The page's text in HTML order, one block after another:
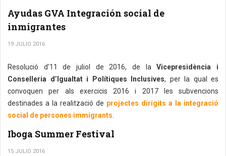
Ayudas GVA Integración social de
inmigrantes
19 JULIO 2016
Resolució d’11 de juliol de 2016, de laVicepresidència i
Conselleria d’Igualtat i Polítiques Inclusives, per la qual es
convoquen per als exercicis 2016 i 2017 les subvencions
destinades a la realització de projectes dirigits a la integració
social de persones immigrants.
Iboga Summer Festival
15 JULIO 2016